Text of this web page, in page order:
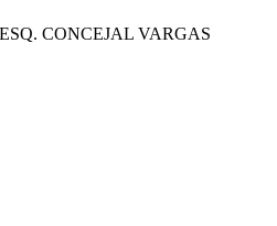
CONCEJAL VARGAS